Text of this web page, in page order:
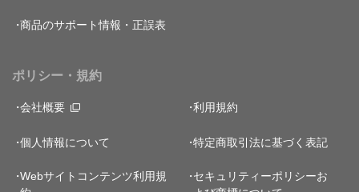
商品のサポート情報・正誤表
ポリシー・規約
会社概要 利用規約
個人情報について 特定商取引法に基づく表記
Webサイトコンテンツ利用規
セキュリティーポリシーお